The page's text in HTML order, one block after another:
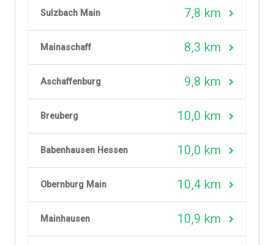
Sulzbach Main 7,8 km
Mainaschaff 8,3 km
Aschaffenburg 9,8 km
Breuberg 10,0 km
Babenhausen Hessen 10,0 km
Obernburg Main 10,4 km
Mainhausen 10,9 km